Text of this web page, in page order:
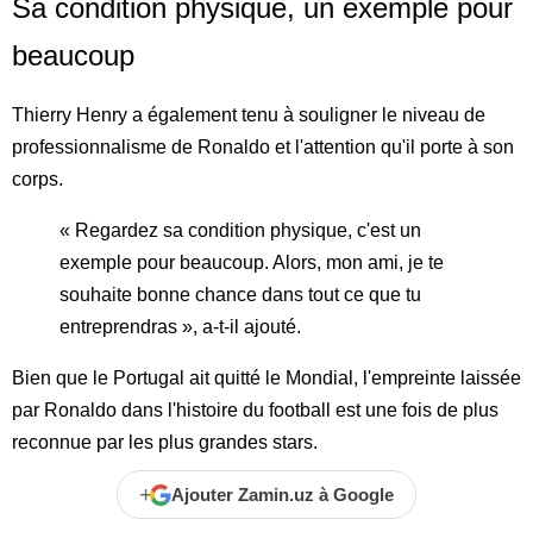
Sa condition physique, un exemple pour
beaucoup
Thierry Henry a également tenu à souligner le niveau de
professionnalisme de Ronaldo et l'attention qu'il porte à son
corps.
« Regardez sa condition physique, c'est un
exemple pour beaucoup. Alors, mon ami, je te
souhaite bonne chance dans tout ce que tu
entreprendras », a-t-il ajouté.
Bien que le Portugal ait quitté le Mondial, l'empreinte laissée
par Ronaldo dans l'histoire du football est une fois de plus
reconnue par les plus grandes stars.
+ Ajouter Zamin.uz à Google